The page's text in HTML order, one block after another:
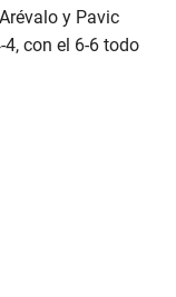
y Pavic
con el 6-6 todo